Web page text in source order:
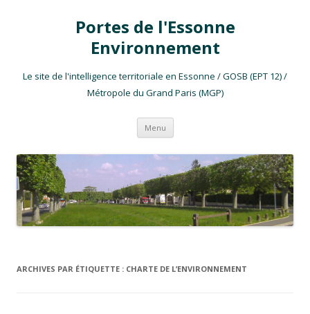
Portes de l'Essonne
Environnement
Le site de l'intelligence territoriale en Essonne / GOSB (EPT 12) /
Métropole du Grand Paris (MGP)
Menu Aller au contenu
ARCHIVES PAR ÉTIQUETTE : CHARTE DE L’ENVIRONNEMENT